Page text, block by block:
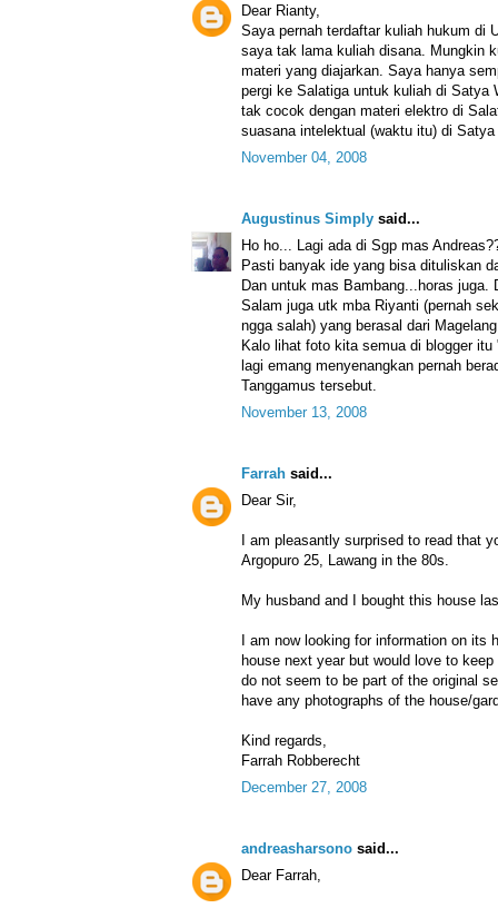
Dear Rianty,
Saya pernah terdaftar kuliah hukum di
saya tak lama kuliah disana. Mungkin
materi yang diajarkan. Saya hanya
pergi ke Salatiga untuk kuliah di Satya
tak cocok dengan materi elektro di
suasana intelektual (waktu itu) di Satya
November 04, 2008
Augustinus Simply said...
Ho ho... Lagi ada di Sgp mas
Pasti banyak ide yang bisa dituliskan
Dan untuk mas Bambang...horas juga.
Salam juga utk mba Riyanti (pernah
ngga salah) yang berasal dari
Kalo lihat foto kita semua di blogger
lagi emang menyenangkan pernah
Tanggamus tersebut.
November 13, 2008
Farrah said...
Dear Sir,
I am pleasantly surprised to read that
Argopuro 25, Lawang in the 80s.
My husband and I bought this house
I am now looking for information on its
house next year but would love to
do not seem to be part of the original
have any photographs of the house/
Kind regards,
Farrah Robberecht
December 27, 2008
andreasharsono said...
Dear Farrah,